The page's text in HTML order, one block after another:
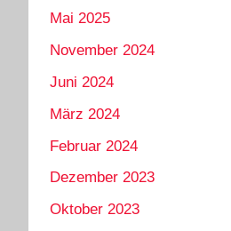
Mai 2025
November 2024
Juni 2024
März 2024
Februar 2024
Dezember 2023
Oktober 2023